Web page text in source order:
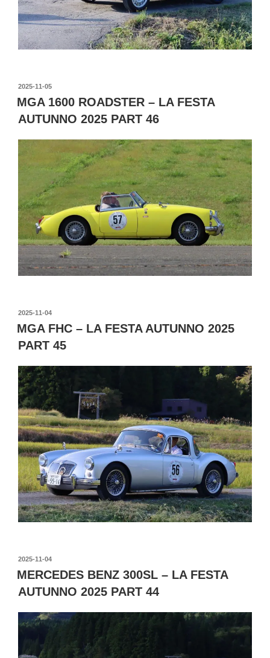
投
稿
日:
2025-11-05
MGA 1600 ROADSTER – LA FESTA
AUTUNNO 2025 PART 46
投
稿
日:
2025-11-04
MGA FHC – LA FESTA AUTUNNO 2025
PART 45
投
稿
日:
2025-11-04
MERCEDES BENZ 300SL – LA FESTA
AUTUNNO 2025 PART 44